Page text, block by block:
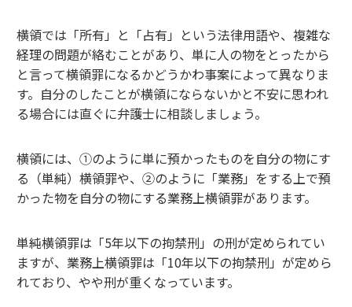
横領では「所有」と「占有」という法律用語や、複雑な
経理の問題が絡むことがあり、単に人の物をとったから
と言って横領罪になるかどうかわ事案によって異なりま
す。自分のしたことが横領にならないかと不安に思われ
る場合には直ぐに弁護士に相談しましょう。
横領には、①のように単に預かったものを自分の物にす
る（単純）横領罪や、②のように「業務」をする上で預
かった物を自分の物にする業務上横領罪があります。
単純横領罪は「5年以下の拘禁刑」の刑が定められてい
ますが、業務上横領罪は「10年以下の拘禁刑」が定めら
れており、やや刑が重くなっています。